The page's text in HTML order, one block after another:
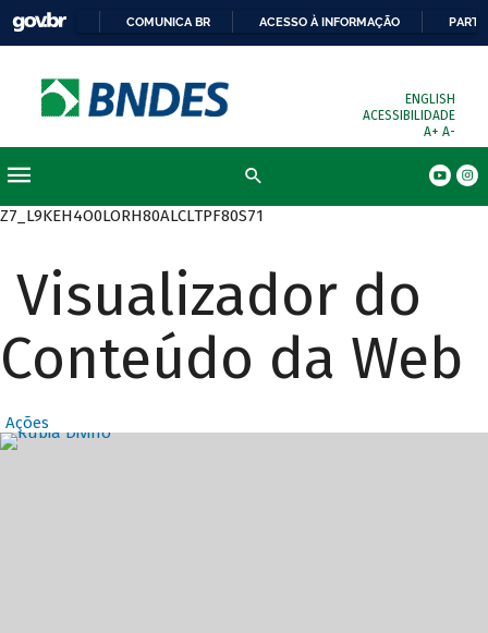
COMUNICA BR ACESSO À INFORMAÇÃO
ENGLISH
ACESSIBILIDADE
A+ A-
Z7_L9KEH4O0LORH80ALCLTPF80S71
Visualizador do
Conteúdo da Web
Ações
Destaques